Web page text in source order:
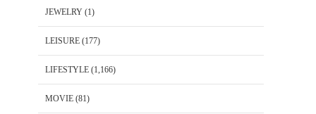
JEWELRY (1)
LEISURE (177)
LIFESTYLE (1,166)
MOVIE (81)